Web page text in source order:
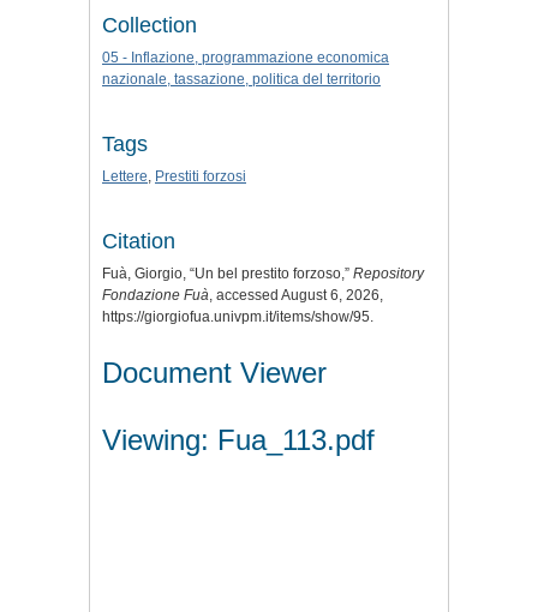
Collection
05 - Inflazione, programmazione economica
nazionale, tassazione, politica del territorio
Tags
Lettere, Prestiti forzosi
Citation
Fuà, Giorgio, “Un bel prestito forzoso,” Repository
Fondazione Fuà, accessed August 6, 2026,
https://giorgiofua.univpm.it/items/show/95.
Document Viewer
Viewing: Fua_113.pdf